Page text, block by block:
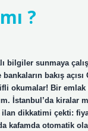
?
bilgiler sunmaya
bakış açısı
okumalar! Bir emlak
İstanbul’da kiralar
ilan dikkatimi çekti:
kafamda otomatik